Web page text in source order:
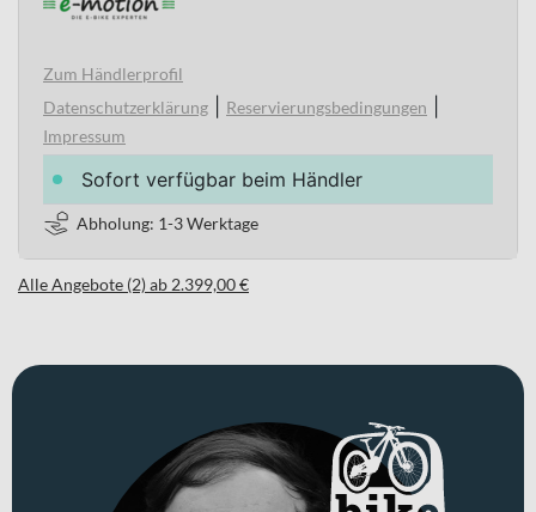
Zum Händlerprofil
Datenschutzerklärung
Reservierungsbedingungen
Impressum
Sofort verfügbar beim Händler
Abholung: 1-3 Werktage
Alle Angebote (2) ab 2.399,00 €